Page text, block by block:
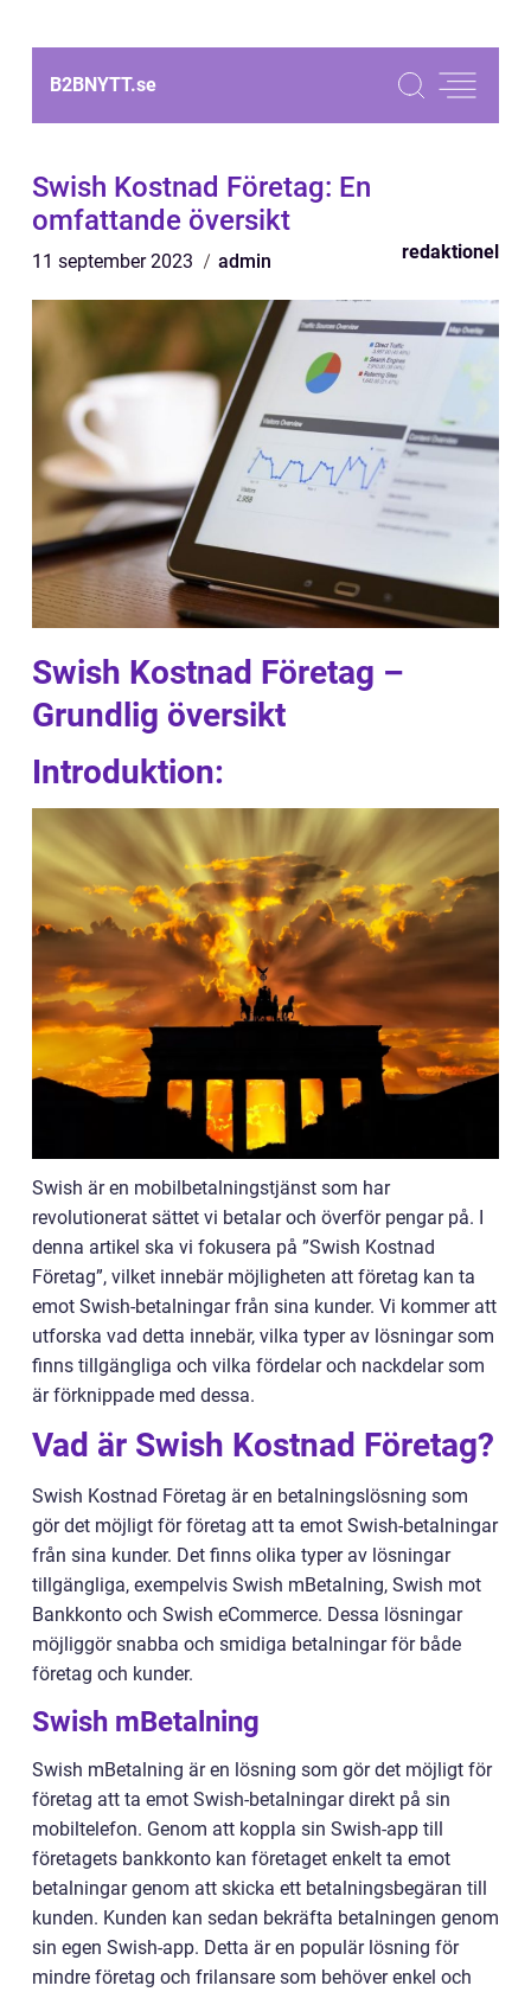
B2BNYTT.se
Swish Kostnad Företag: En
omfattande översikt
11 september 2023 admin redaktionel
Swish Kostnad Företag –
Grundlig översikt
Introduktion:
Swish är en mobilbetalningstjänst som har
revolutionerat sättet vi betalar och överför pengar på. I
denna artikel ska vi fokusera på ”Swish Kostnad
Företag”, vilket innebär möjligheten att företag kan ta
emot Swish-betalningar från sina kunder. Vi kommer att
utforska vad detta innebär, vilka typer av lösningar som
finns tillgängliga och vilka fördelar och nackdelar som
är förknippade med dessa.
Vad är Swish Kostnad Företag?
Swish Kostnad Företag är en betalningslösning som
gör det möjligt för företag att ta emot Swish-betalningar
från sina kunder. Det finns olika typer av lösningar
tillgängliga, exempelvis Swish mBetalning, Swish mot
Bankkonto och Swish eCommerce. Dessa lösningar
möjliggör snabba och smidiga betalningar för både
företag och kunder.
Swish mBetalning
Swish mBetalning är en lösning som gör det möjligt för
företag att ta emot Swish-betalningar direkt på sin
mobiltelefon. Genom att koppla sin Swish-app till
företagets bankkonto kan företaget enkelt ta emot
betalningar genom att skicka ett betalningsbegäran till
kunden. Kunden kan sedan bekräfta betalningen genom
sin egen Swish-app. Detta är en populär lösning för
mindre företag och frilansare som behöver enkel och